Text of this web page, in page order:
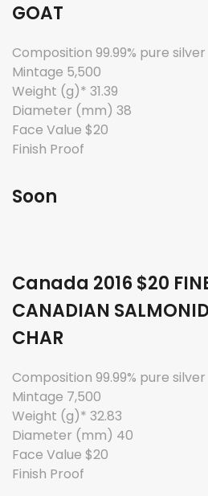
GOAT
Composition 99.99% pure silver
Mintage 5,500
Weight (g)* 31.39
Diameter (mm) 38
Face Value $20
Finish Proof
Soon
Canada 2016 $20
CANADIAN
CHAR
Composition 99.99% pure silver
Mintage 7,500
Weight (g)* 32.83
Diameter (mm) 40
Face Value $20
Finish Proof